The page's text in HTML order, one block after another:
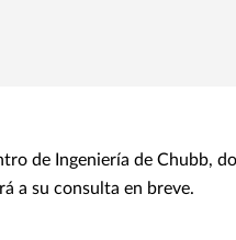
de Ingeniería de Chubb,
a su consulta en breve.